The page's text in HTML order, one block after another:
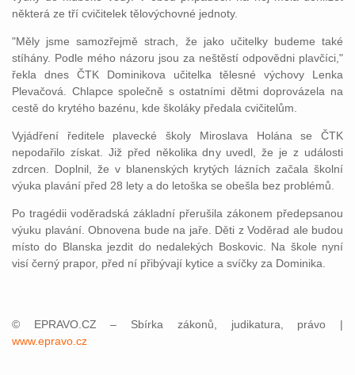
některá ze tří cvičitelek tělovýchovné jednoty.
"Měly jsme samozřejmě strach, že jako učitelky budeme také
stíhány. Podle mého názoru jsou za neštěstí odpovědni plavčíci,"
řekla dnes ČTK Dominikova učitelka tělesné výchovy Lenka
Plevačová. Chlapce společně s ostatními dětmi doprovázela na
cestě do krytého bazénu, kde školáky předala cvičitelům.
Vyjádření ředitele plavecké školy Miroslava Holána se ČTK
nepodařilo získat. Již před několika dny uvedl, že je z události
zdrcen. Doplnil, že v blanenských krytých lázních začala školní
výuka plavání před 28 lety a do letoška se obešla bez problémů.
Po tragédii voděradská základní přerušila zákonem předepsanou
výuku plavání. Obnovena bude na jaře. Děti z Voděrad ale budou
místo do Blanska jezdit do nedalekých Boskovic. Na škole nyní
visí černý prapor, před ní přibývají kytice a svíčky za Dominika.
© EPRAVO.CZ – Sbírka zákonů, judikatura, právo |
www.epravo.cz